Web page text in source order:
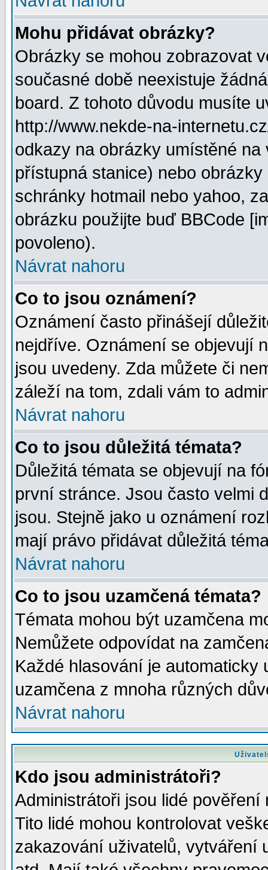
Mohu přidávat obrázky?
Obrázky se mohou zobrazovat
současné době neexistuje
board. Z tohoto důvodu musíte
http://www.nekde-na-
odkazy na obrázky umístěné
přístupná stanice) nebo
schránky hotmail nebo yahoo,
obrázku použijte buď BBCode
povoleno).
Návrat nahoru
Co to jsou oznámení?
Oznámení často přinášejí
nejdříve. Oznámení se objevují
jsou uvedeny. Zda můžete či
záleží na tom, zdali vám to
Návrat nahoru
Co to jsou důležitá témata?
Důležitá témata se objevují na
první stránce. Jsou často velmi
jsou. Stejně jako u oznámení
mají právo přidávat důležitá
Návrat nahoru
Co to jsou uzamčená témata?
Témata mohou být uzamčena
Nemůžete odpovídat na
Každé hlasování je automaticky
uzamčena z mnoha různých
Návrat nahoru
Kdo jsou administrátoři?
Administrátoři jsou lidé
Tito lidé mohou kontrolovat
zakazování uživatelů, vytváření